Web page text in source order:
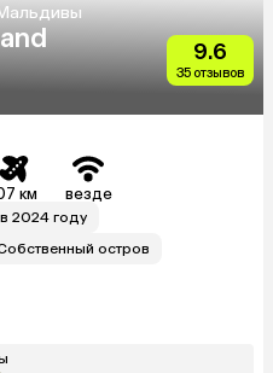
9.6
35 отзывов
км везде
2024 году
остров